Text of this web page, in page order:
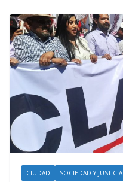
CIUDAD SOCIEDAD Y JUSTICIA